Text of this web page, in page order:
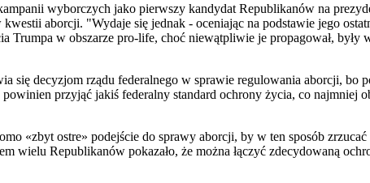
wyborczych jako pierwszy kandydat Republikanów na
aborcji. "Wydaje się jednak - oceniając na podstawie jego
w obszarze pro-life, choć niewątpliwie je propagował, były
się decyzjom rządu federalnego w sprawie regulowania aborcji, bo
przyjąć jakiś federalny standard ochrony życia, co najmniej
«zbyt ostre» podejście do sprawy aborcji, by w ten sposób
Republikanów pokazało, że można łączyć zdecydowaną